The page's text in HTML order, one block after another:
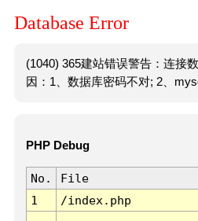
Database Error
(1040) 365建站错误警告：连接
因：1、数据库密码不对; 2、
PHP Debug
No. File
1
/index.php